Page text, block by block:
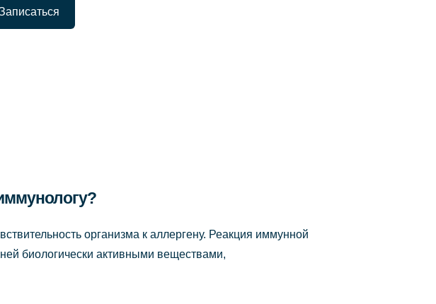
организма к аллергену. Реакция иммунной
биологически активными веществами,